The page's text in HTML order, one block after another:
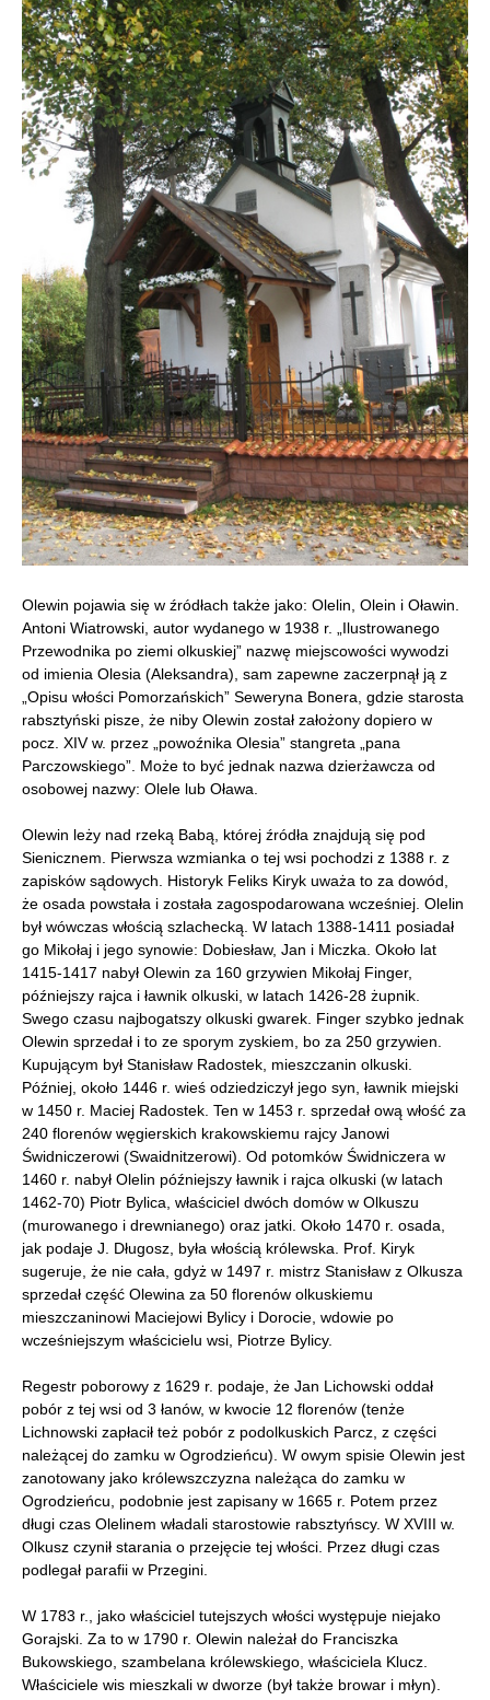
Olewin pojawia się w źródłach także jako: Olelin, Olein i Oławin.
Antoni Wiatrowski, autor wydanego w 1938 r. „Ilustrowanego
Przewodnika po ziemi olkuskiej” nazwę miejscowości wywodzi
od imienia Olesia (Aleksandra), sam zapewne zaczerpnął ją z
„Opisu włości Pomorzańskich” Seweryna Bonera, gdzie starosta
rabsztyński pisze, że niby Olewin został założony dopiero w
pocz. XIV w. przez „powoźnika Olesia” stangreta „pana
Parczowskiego”. Może to być jednak nazwa dzierżawcza od
osobowej nazwy: Olele lub Oława.
Olewin leży nad rzeką Babą, której źródła znajdują się pod
Sienicznem. Pierwsza wzmianka o tej wsi pochodzi z 1388 r. z
zapisków sądowych. Historyk Feliks Kiryk uważa to za dowód,
że osada powstała i została zagospodarowana wcześniej. Olelin
był wówczas włością szlachecką. W latach 1388-1411 posiadał
go Mikołaj i jego synowie: Dobiesław, Jan i Miczka. Około lat
1415-1417 nabył Olewin za 160 grzywien Mikołaj Finger,
późniejszy rajca i ławnik olkuski, w latach 1426-28 żupnik.
Swego czasu najbogatszy olkuski gwarek. Finger szybko jednak
Olewin sprzedał i to ze sporym zyskiem, bo za 250 grzywien.
Kupującym był Stanisław Radostek, mieszczanin olkuski.
Później, około 1446 r. wieś odziedziczył jego syn, ławnik miejski
w 1450 r. Maciej Radostek. Ten w 1453 r. sprzedał ową włość za
240 florenów węgierskich krakowskiemu rajcy Janowi
Świdniczerowi (Swaidnitzerowi). Od potomków Świdniczera w
1460 r. nabył Olelin późniejszy ławnik i rajca olkuski (w latach
1462-70) Piotr Bylica, właściciel dwóch domów w Olkuszu
(murowanego i drewnianego) oraz jatki. Około 1470 r. osada,
jak podaje J. Długosz, była włością królewska. Prof. Kiryk
sugeruje, że nie cała, gdyż w 1497 r. mistrz Stanisław z Olkusza
sprzedał część Olewina za 50 florenów olkuskiemu
mieszczaninowi Maciejowi Bylicy i Dorocie, wdowie po
wcześniejszym właścicielu wsi, Piotrze Bylicy.
Regestr poborowy z 1629 r. podaje, że Jan Lichowski oddał
pobór z tej wsi od 3 łanów, w kwocie 12 florenów (tenże
Lichnowski zapłacił też pobór z podolkuskich Parcz, z części
należącej do zamku w Ogrodzieńcu). W owym spisie Olewin jest
zanotowany jako królewszczyzna należąca do zamku w
Ogrodzieńcu, podobnie jest zapisany w 1665 r. Potem przez
długi czas Olelinem władali starostowie rabsztyńscy. W XVIII w.
Olkusz czynił starania o przejęcie tej włości. Przez długi czas
podlegał parafii w Przegini.
W 1783 r., jako właściciel tutejszych włości występuje niejako
Gorajski. Za to w 1790 r. Olewin należał do Franciszka
Bukowskiego, szambelana królewskiego, właściciela Klucz.
Właściciele wis mieszkali w dworze (był także browar i młyn).